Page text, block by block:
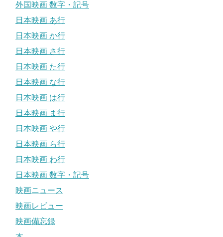
外国映画 数字・記号
日本映画 あ行
日本映画 か行
日本映画 さ行
日本映画 た行
日本映画 な行
日本映画 は行
日本映画 ま行
日本映画 や行
日本映画 ら行
日本映画 わ行
日本映画 数字・記号
映画ニュース
映画レビュー
映画備忘録